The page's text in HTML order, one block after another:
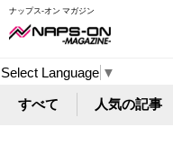
ナップス-オン マガジン
Select Language ▼
すべて 人気の記事